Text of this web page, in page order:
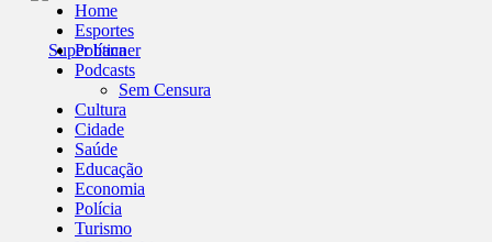
Home
Esportes
Política
Podcasts
Sem Censura
Cultura
Cidade
Saúde
Educação
Economia
Polícia
Turismo